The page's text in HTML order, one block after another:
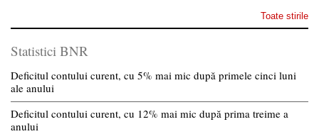
Toate stirile
Statistici BNR
Deficitul contului curent, cu 5% mai mic după primele cinci luni
ale anului
Deficitul contului curent, cu 12% mai mic după prima treime a
anului